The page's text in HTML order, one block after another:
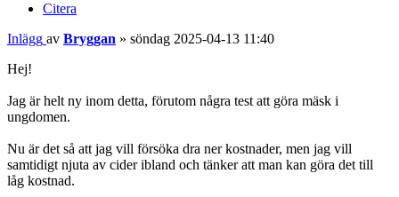
Citera
Inlägg av Bryggan » söndag 2025-04-13 11:40
Hej!
Jag är helt ny inom detta, förutom några test att göra mäsk i
ungdomen.
Nu är det så att jag vill försöka dra ner kostnader, men jag vill
samtidigt njuta av cider ibland och tänker att man kan göra det till
låg kostnad.